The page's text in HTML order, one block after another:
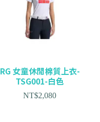
RG 女童休閒棉質上衣-
TSG001-白色
NT$2,080